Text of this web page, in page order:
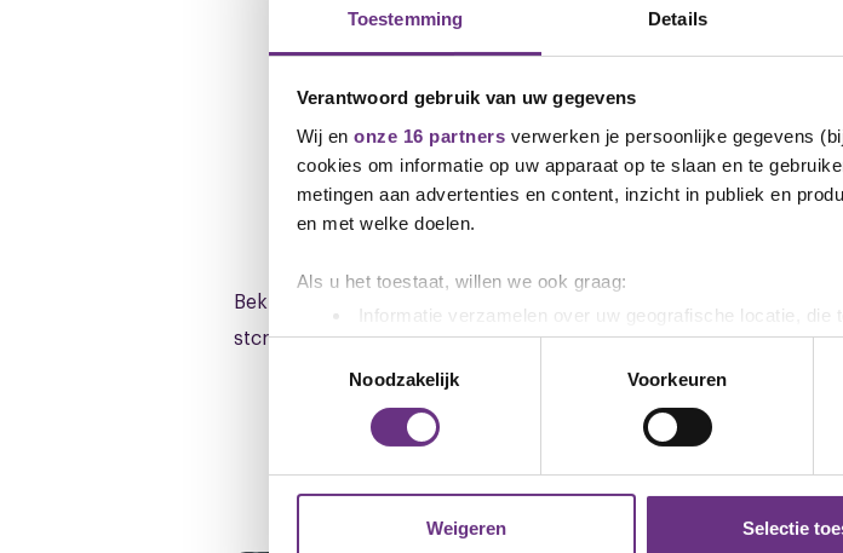
Toestemming Details
Verantwoord gebruik van uw gegevens
Wij en onze 16 partners verwerken je persoonlijke gegevens
cookies om informatie op uw apparaat op te slaan en te
metingen aan advertenties en content, inzicht in publiek en
en met welke doelen.
Als u het toestaat, willen we ook graag:
Informatie verzamelen over uw geografische locatie,
Uw apparaat identificeren door het actief te scannen op
Lees meer over hoe uw persoonlijke gegevens worden
toestemming op elk moment wijzigen of intrekken in de
websiteverkeer te analyseren. Ook delen we informatie over
media, adverteren en analyse. Deze partners kunnen deze
Noodzakelijk
Voorkeuren
Weigeren Selectie
Vriendelijke groet, Erik Honkoop
e.honkoop@cnv.nl
Downloads
Bekijk hier de cao-pagina van Particuliere Beveiliging
stcrt-2025-14332 (.pdf)
Gerelateerd nieuws